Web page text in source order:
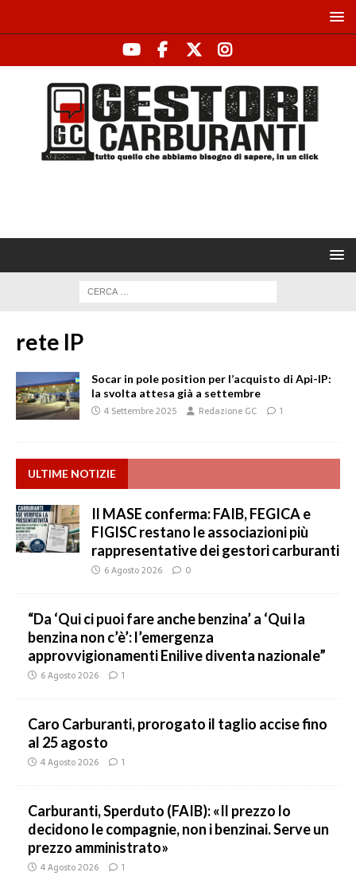
rete IP
Socar in pole position per l’acquisto di Api-IP:
la svolta attesa già a settembre
4 Settembre 2025 Redazione GC 1
ULTIME NOTIZIE
Il MASE conferma: FAIB, FEGICA e
FIGISC restano le associazioni più
rappresentative dei gestori carburanti
6 Agosto 2026 0
“Da ‘Qui ci puoi fare anche benzina’ a ‘Qui la
benzina non c’è’: l’emergenza
approvvigionamenti Enilive diventa nazionale”
6 Agosto 2026 1
Caro Carburanti, prorogato il taglio accise fino
al 25 agosto
4 Agosto 2026 1
Carburanti, Sperduto (FAIB): «Il prezzo lo
decidono le compagnie, non i benzinai. Serve un
prezzo amministrato»
4 Agosto 2026 1